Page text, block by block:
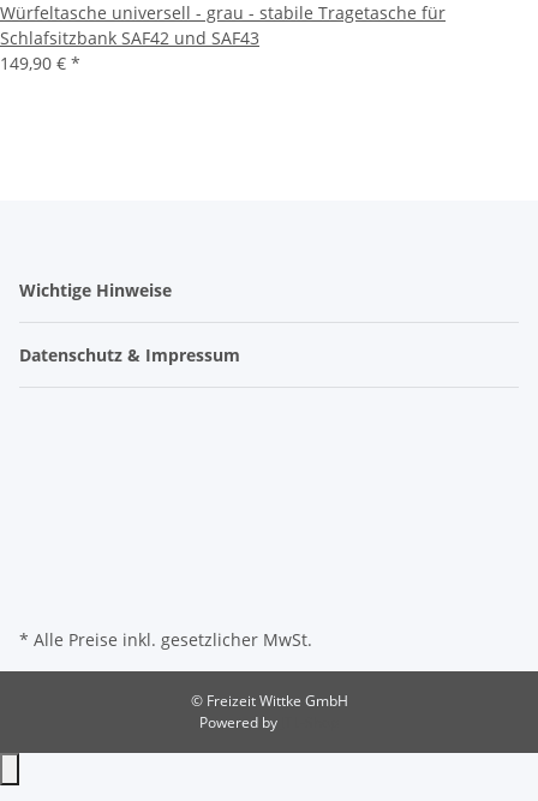
Würfeltasche universell - grau - stabile Tragetasche für
Schlafsitzbank SAF42 und SAF43
149,90 € *
Wichtige Hinweise
Datenschutz & Impressum
* Alle Preise inkl. gesetzlicher MwSt.
© Freizeit Wittke GmbH
Powered by